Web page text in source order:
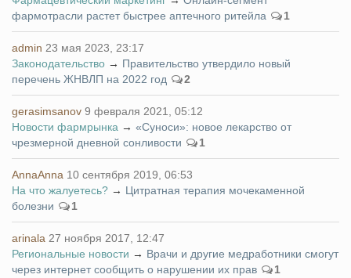
фармотрасли растет быстрее аптечного ритейла
1
admin 23 мая 2023, 23:17
Законодательство → Правительство утвердило новый
перечень ЖНВЛП на 2022 год
2
gerasimsanov 9 февраля 2021, 05:12
Новости фармрынка → «Суноси»: новое лекарство от
чрезмерной дневной сонливости
1
AnnaAnna 10 сентября 2019, 06:53
На что жалуетесь? → Цитратная терапия мочекаменной
болезни
1
arinala 27 ноября 2017, 12:47
Региональные новости → Врачи и другие медработники смогут
через интернет сообщить о нарушении их прав
1